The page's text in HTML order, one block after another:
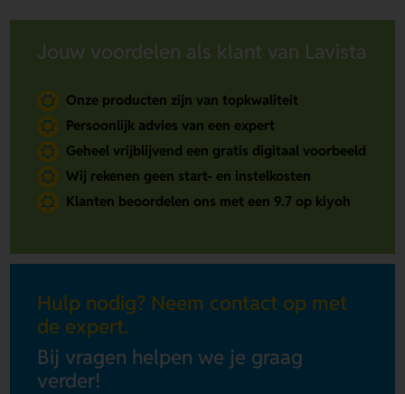
Jouw voordelen als klant van Lavista
Onze producten zijn van topkwaliteit
Persoonlijk advies van een expert
Geheel vrijblijvend een gratis digitaal voorbeeld
Wij rekenen geen start- en instelkosten
Klanten beoordelen ons met een 9.7 op kiyoh
Hulp nodig? Neem contact op met
de expert.
Bij vragen helpen we je graag
verder!